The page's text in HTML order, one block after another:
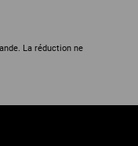
La réduction ne